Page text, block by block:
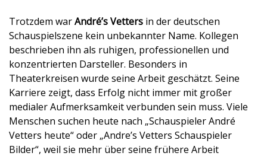
Trotzdem warAndré’s Vetters in der deutschen
Schauspielszene kein unbekannter Name. Kollegen
beschrieben ihn als ruhigen, professionellen und
konzentrierten Darsteller. Besonders in
Theaterkreisen wurde seine Arbeit geschätzt. Seine
Karriere zeigt, dass Erfolg nicht immer mit großer
medialer Aufmerksamkeit verbunden sein muss. Viele
Menschen suchen heute nach „Schauspieler André
Vetters heute“ oder „Andre’s Vetters Schauspieler
Bilder“, weil sie mehr über seine frühere Arbeit